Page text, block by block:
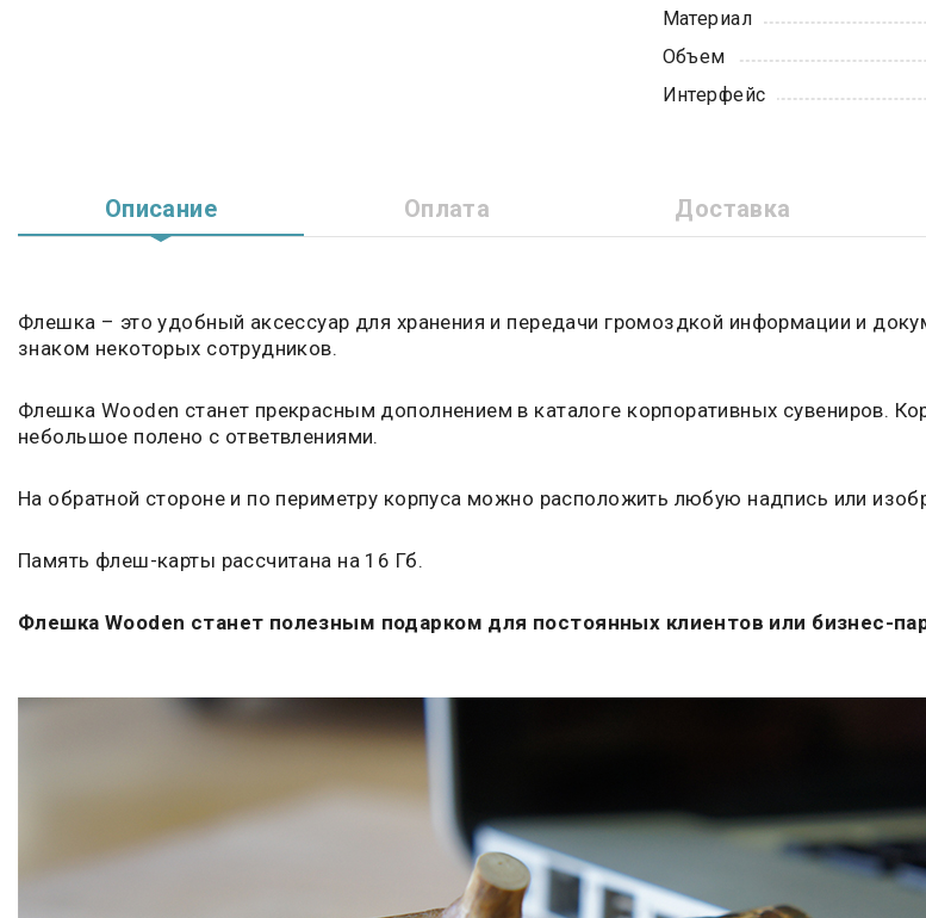
Материал
Объем
Интерфейс
Описание Оплата Доставка
Флешка – это удобный аксессуар для хранения и передачи громоздкой информации и
знаком некоторых сотрудников.
Флешка Wooden станет прекрасным дополнением в каталоге корпоративных сувениров.
небольшое полено с ответвлениями.
На обратной стороне и по периметру корпуса можно расположить любую надпись или
Память флеш-карты рассчитана на 16 Гб.
Флешка Wooden станет полезным подарком для постоянных клиентов или бизнес-